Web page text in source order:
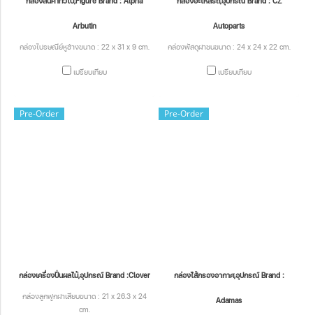
Arbutin
กล่องไปรษณีย์หูช้างขนาด : 22 x 31 x 9 cm.
เปรียบเทียบ
Autoparts
กล่องพัสดุฝาชนขนาด : 24 x 24 x 22 cm.
เปรียบเทียบ
Pre-Order
กล่องเครื่องปั่นผลไม้,อุปกรณ์ Brand :Clover
กล่องลูกฟูกฝาเสียบขนาด : 21 x 26.3 x 24
cm.
Pre-Order
กล่องไส้กรองอากาศ,อุปกรณ์ Brand :
Adamas